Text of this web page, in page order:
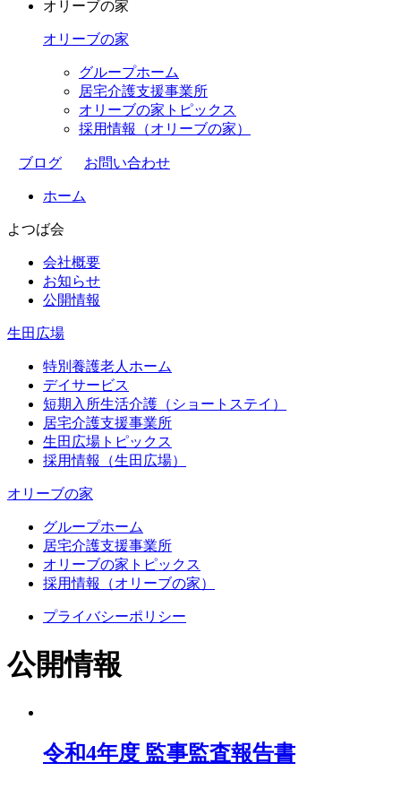
オリーブの家
オリーブの家
グループホーム
居宅介護支援事業所
オリーブの家トピックス
採用情報（オリーブの家）
ブログ お問い合わせ
ホーム
よつば会
会社概要
お知らせ
公開情報
生田広場
特別養護老人ホーム
デイサービス
短期入所生活介護（ショートステイ）
居宅介護支援事業所
生田広場トピックス
採用情報（生田広場）
オリーブの家
グループホーム
居宅介護支援事業所
オリーブの家トピックス
採用情報（オリーブの家）
プライバシーポリシー
公開情報
令和4年度 監事監査報告書